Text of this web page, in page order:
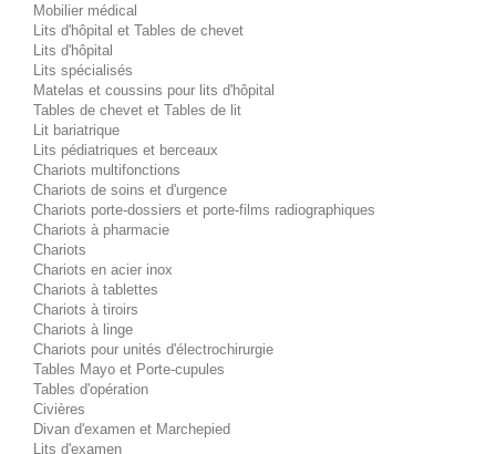
Mobilier médical
Lits d'hôpital et Tables de chevet
Lits d'hôpital
Lits spécialisés
Matelas et coussins pour lits d'hôpital
Tables de chevet et Tables de lit
Lit bariatrique
Lits pédiatriques et berceaux
Chariots multifonctions
Chariots de soins et d'urgence
Chariots porte-dossiers et porte-films radiographiques
Chariots à pharmacie
Chariots
Chariots en acier inox
Chariots à tablettes
Chariots à tiroirs
Chariots à linge
Chariots pour unités d'électrochirurgie
Tables Mayo et Porte-cupules
Tables d'opération
Civières
Divan d'examen et Marchepied
Lits d'examen